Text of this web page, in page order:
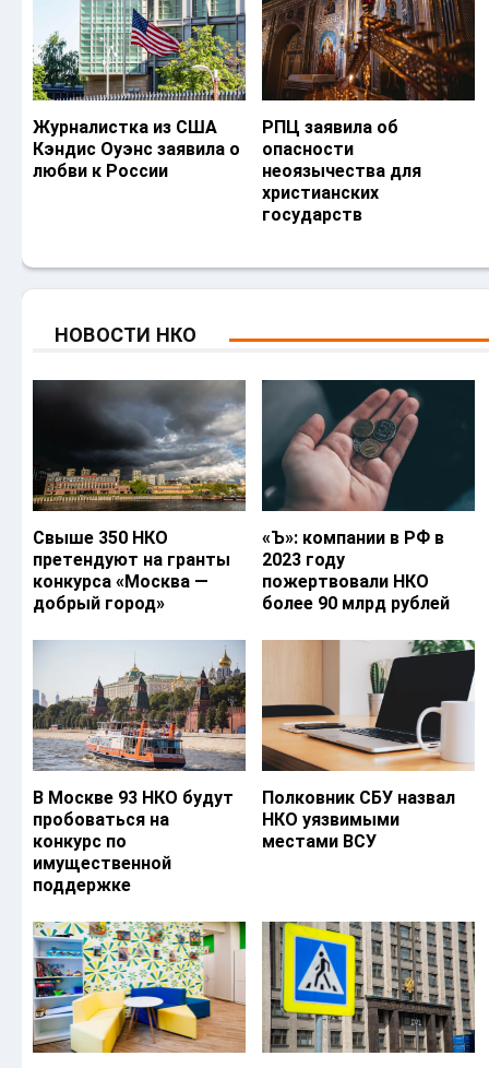
Журналистка из США
Кэндис Оуэнс заявила о
любви к России
РПЦ заявила об
опасности
неоязычества для
христианских
государств
НОВОСТИ НКО
Свыше 350 НКО
претендуют на гранты
конкурса «Москва —
добрый город»
«Ъ‎»: компании в РФ в
2023 году
пожертвовали НКО
более 90 млрд рублей
В Москве 93 НКО будут
пробоваться на
конкурс по
имущественной
поддержке
Полковник СБУ назвал
НКО уязвимыми
местами ВСУ